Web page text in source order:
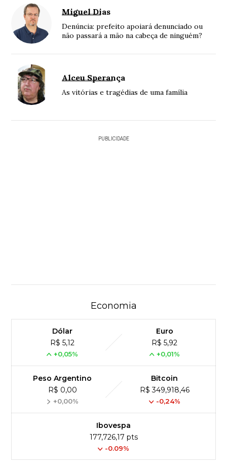
Miguel Dias
Denúncia: prefeito apoiará denunciado ou
não passará a mão na cabeça de ninguém?
Alceu Sperança
As vitórias e tragédias de uma família
PUBLICIDADE
Economia
Dólar
R$ 5,12
+0,05%
Euro
R$ 5,92
+0,01%
Peso Argentino
R$ 0,00
+0,00%
Bitcoin
R$ 349,918,46
-0,24%
Ibovespa
177,726,17 pts
-0.09%